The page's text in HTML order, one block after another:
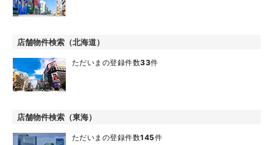
店舗物件検索（北海道）
ただいまの登録件数33件
店舗物件検索（東海）
ただいまの登録件数145件